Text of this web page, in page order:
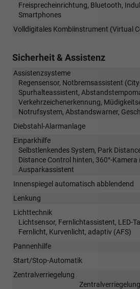
Freisprecheinrichtung, Bluetooth,
Smartphones
Volldigitales Kombiinstrument (Virtual
Sicherheit & Assistenz
Assistenzsysteme
Regensensor, Notbremsassistent
Spurhalteassistent,
Verkehrzeichenerkennung,
Notrufsystem, Abstandswarner,
Diebstahl-Alarmanlage
Einparkhilfe
Selbstlenkendes System, Park
Distance Control hinten, 360°-Kamera
Ausparkassistent
Innenspiegel automatisch abblendend
Lenkung
Lichttechnik
Lichtsensor, Fernlichtassistent, LED-
Fernlicht, Kurvenlicht, adaptiv (AFS)
Pannenhilfe
Start/Stop-Automatik
Zentralverriegelung